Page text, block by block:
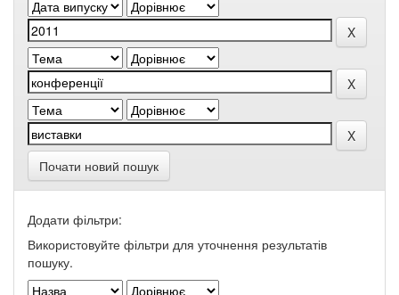
Почати новий пошук
Додати фільтри:
Використовуйте фільтри для уточнення результатів
пошуку.